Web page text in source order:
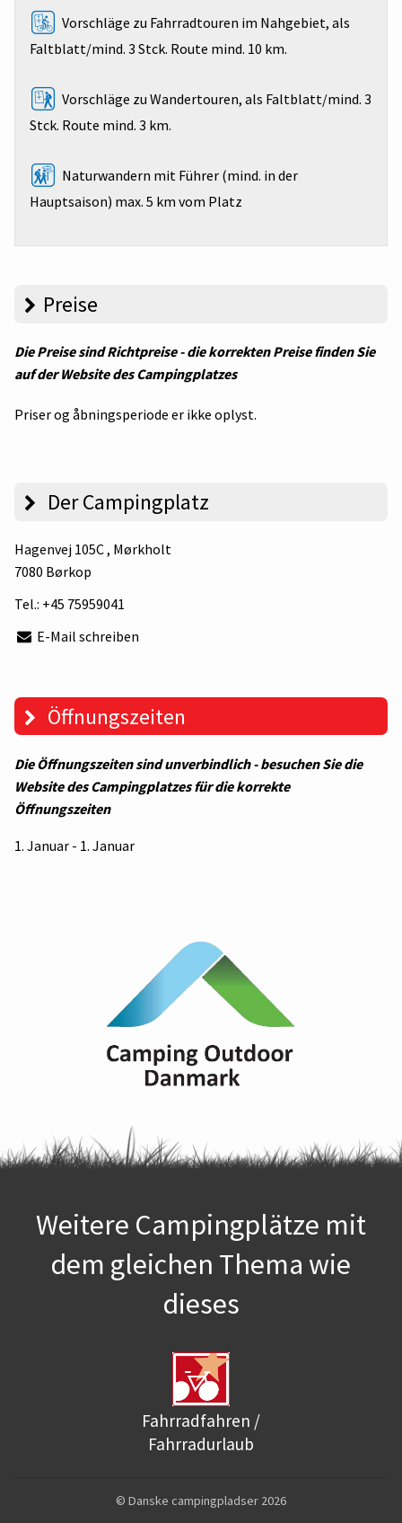
Vorschläge zu Fahrradtouren im Nahgebiet, als
Faltblatt/mind. 3 Stck. Route mind. 10 km.
Vorschläge zu Wandertouren, als Faltblatt/mind. 3
Stck. Route mind. 3 km.
Naturwandern mit Führer (mind. in der
Hauptsaison) max. 5 km vom Platz
Preise
Die Preise sind Richtpreise - die korrekten Preise finden Sie
auf der Website des Campingplatzes
Priser og åbningsperiode er ikke oplyst.
Der Campingplatz
Hagenvej 105C, Mørkholt
7080 Børkop
Tel.: +45 75959041
E-Mail schreiben
Öffnungszeiten
Die Öffnungszeiten sind unverbindlich - besuchen Sie die
Website des Campingplatzes für die korrekte
Öffnungszeiten
1. Januar - 1. Januar
Weitere Campingplätze mit
dem gleichen Thema wie
dieses
Fahrradfahren /
Fahrradurlaub
© Danske campingpladser 2026